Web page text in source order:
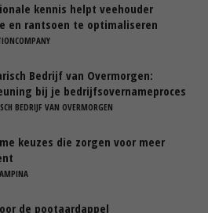
kennis helpt veehouder
en rantsoen te optimaliseren
Bedrijf van Overmorgen:
bij je bedrijfsovernameproces
BEDRIJF VAN OVERMORGEN
keuzes die zorgen voor meer
de pootaardappel